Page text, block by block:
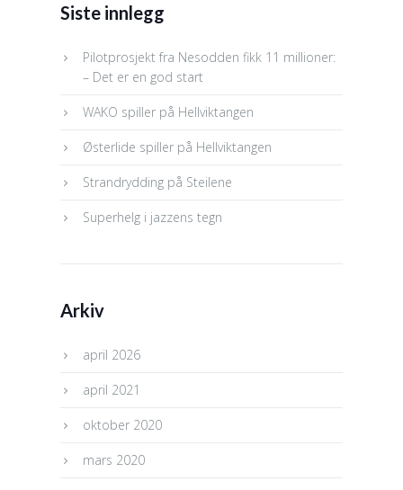
Siste innlegg
Pilotprosjekt fra Nesodden fikk 11 millioner:
– Det er en god start
WAKO spiller på Hellviktangen
Østerlide spiller på Hellviktangen
Strandrydding på Steilene
Superhelg i jazzens tegn
Arkiv
april 2026
april 2021
oktober 2020
mars 2020